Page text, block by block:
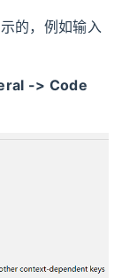
的，例如输入
-> Code